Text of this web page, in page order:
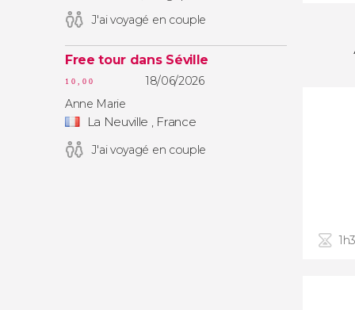
J'ai voyagé en couple
Free tour dans Séville
10,00
18/06/2026
Anne Marie
La Neuville , France
J'ai voyagé en couple